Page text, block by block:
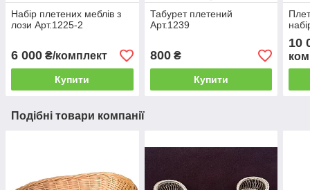
Набір плетених меблів з
лози Арт.1225-2
6 000 ₴/комплект
Купити
Табурет плетений
Арт.1239
800₴
Купити
10
Подібні товари компанії